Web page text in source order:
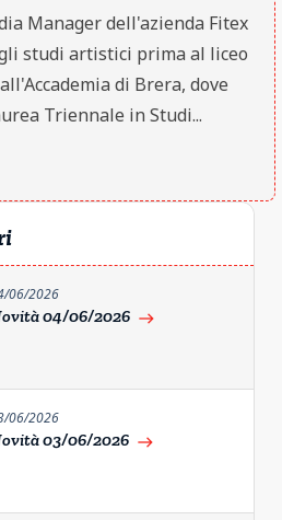
Manager dell'azienda Fitex
gli studi artistici prima al liceo
di Brera, dove
Triennale in Studi...
06/2026
04/06/2026 east
06/2026
03/06/2026 east